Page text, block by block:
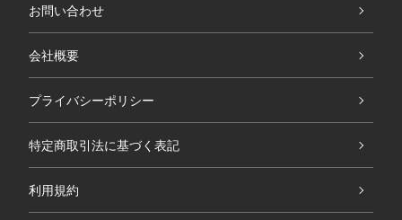
お問い合わせ
会社概要
プライバシーポリシー
特定商取引法に基づく表記
利用規約